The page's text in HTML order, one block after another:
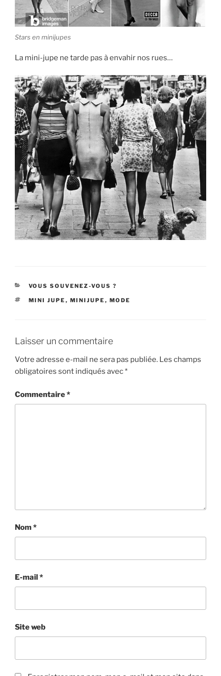
Stars en minijupes
La mini-jupe ne tarde pas à envahir nos rues…
CATÉGORIES
VOUS SOUVENEZ-VOUS ?
ÉTIQUETTES
MINI JUPE , MINIJUPE , MODE
Laisser un commentaire
Votre adresse e-mail ne sera pas publiée. Les champs
obligatoires sont indiqués avec*
Commentaire*
Nom*
E-mail*
Site web